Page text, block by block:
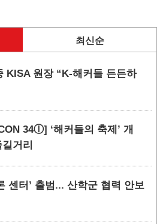
최신순
KISA 원장 “K-해커들 든든하
34ⓛ] ‘해커들의 축제’ 개
거리
센터’ 출범... 산학군 협력 안보